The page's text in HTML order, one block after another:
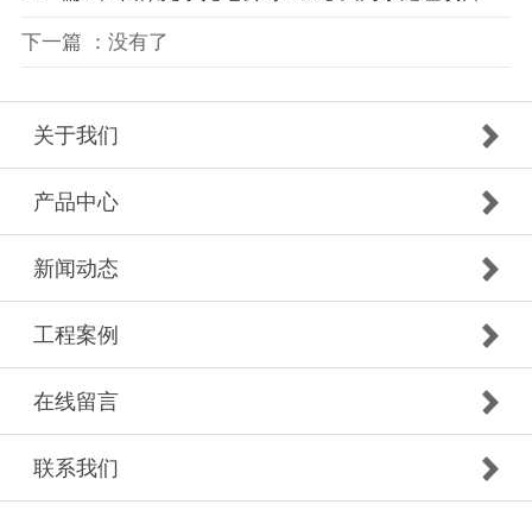
下一篇 ：没有了
关于我们
产品中心
新闻动态
工程案例
在线留言
联系我们